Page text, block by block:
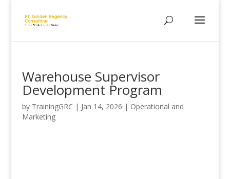
Warehouse Supervisor
Development Program
by TrainingGRC | Jan 14, 2026 | Operational and
Marketing